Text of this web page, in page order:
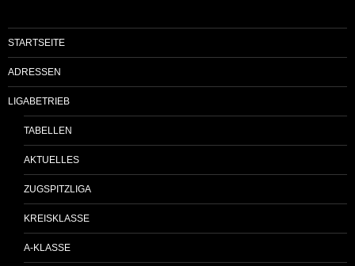
STARTSEITE
ADRESSEN
LIGABETRIEB
TABELLEN
AKTUELLES
ZUGSPITZLIGA
KREISKLASSE
A-KLASSE